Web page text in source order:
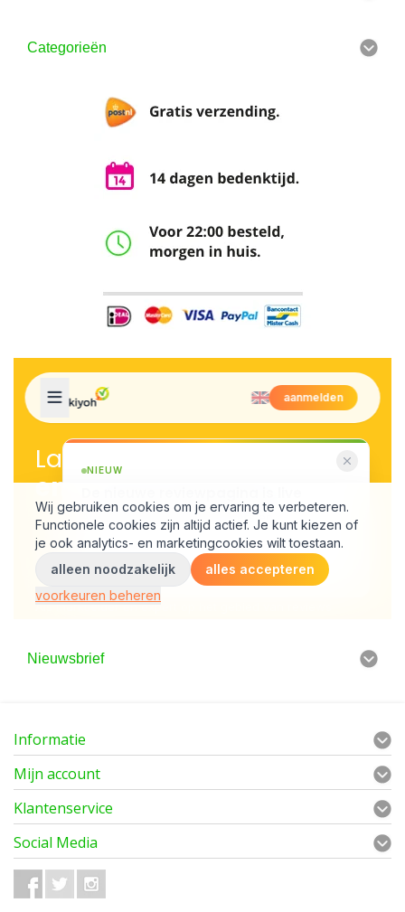
Categorieën
Nieuwsbrief
Informatie
Mijn account
Klantenservice
Social Media